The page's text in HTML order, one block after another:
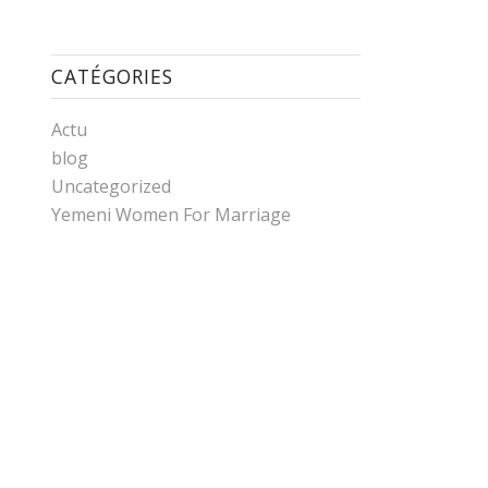
CATÉGORIES
Actu
blog
Uncategorized
Yemeni Women For Marriage